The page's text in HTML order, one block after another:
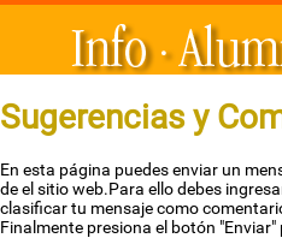
Sugerencias y
En esta página puedes enviar un
de el sitio web.Para ello debes
clasificar tu mensaje como
Finalmente presiona el botón